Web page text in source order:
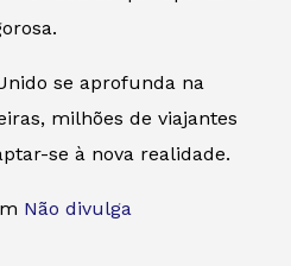
se aprofunda na
milhões de viajantes
se à nova realidade.
Não divulga